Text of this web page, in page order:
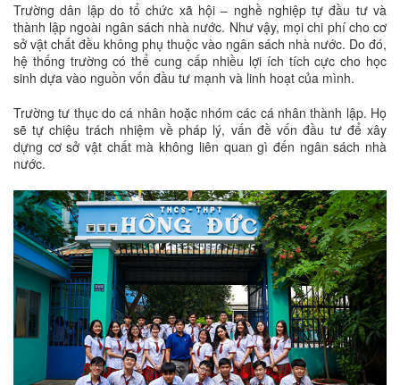
Trường dân lập do tổ chức xã hội – nghề nghiệp tự đầu tư và
thành lập ngoài ngân sách nhà nước. Như vậy, mọi chi phí cho cơ
sở vật chất đều không phụ thuộc vào ngân sách nhà nước. Do đó,
hệ thống trường có thể cung cấp nhiều lợi ích tích cực cho học
sinh dựa vào nguồn vốn đầu tư mạnh và linh hoạt của mình.
Trường tư thục do cá nhân hoặc nhóm các cá nhân thành lập. Họ
sẽ tự chiệu trách nhiệm về pháp lý, vấn đề vốn đầu tư để xây
dựng cơ sở vật chất mà không liên quan gì đến ngân sách nhà
nước.